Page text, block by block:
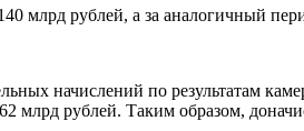
млрд рублей, а за аналогичный
начислений по результатам
млрд рублей. Таким образом,